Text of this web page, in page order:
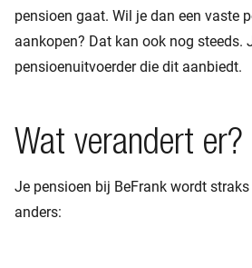
pensioen gaat. Wil je dan een vaste
aankopen? Dat kan ook nog steeds.
pensioenuitvoerder die dit aanbiedt.
Wat verandert er?
Je pensioen bij BeFrank wordt
anders: